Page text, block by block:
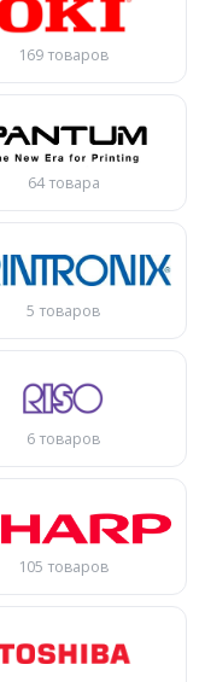
169 товаров
64 товара
5 товаров
6 товаров
105 товаров